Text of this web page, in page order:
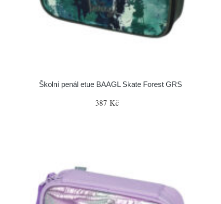
Školní penál etue BAAGL Skate Forest GRS
387 Kč